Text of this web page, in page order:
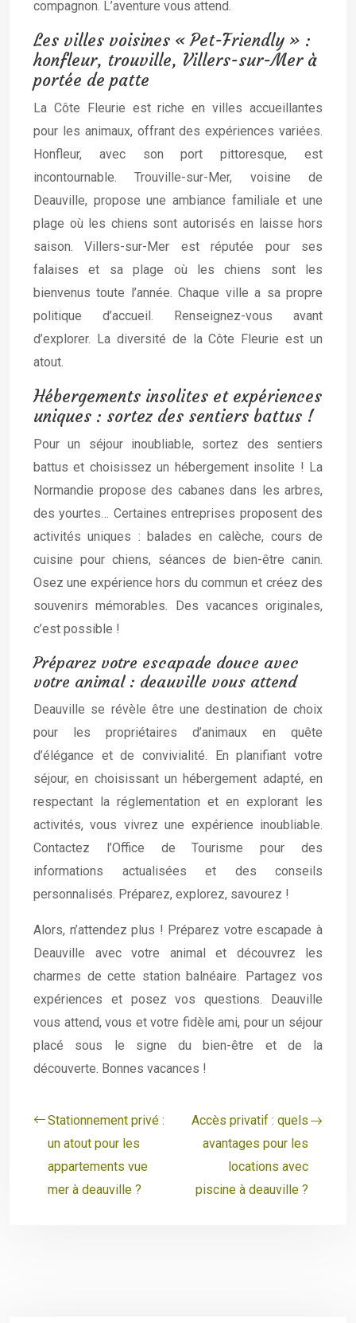
compagnon. L’aventure vous attend.
Les villes voisines « Pet-Friendly » :
honfleur, trouville, Villers-sur-Mer à
portée de patte
La Côte Fleurie est riche en villes accueillantes
pour les animaux, offrant des expériences variées.
Honfleur, avec son port pittoresque, est
incontournable. Trouville-sur-Mer, voisine de
Deauville, propose une ambiance familiale et une
plage où les chiens sont autorisés en laisse hors
saison. Villers-sur-Mer est réputée pour ses
falaises et sa plage où les chiens sont les
bienvenus toute l’année. Chaque ville a sa propre
politique d’accueil. Renseignez-vous avant
d’explorer. La diversité de la Côte Fleurie est un
atout.
Hébergements insolites et expériences
uniques : sortez des sentiers battus !
Pour un séjour inoubliable, sortez des sentiers
battus et choisissez un hébergement insolite ! La
Normandie propose des cabanes dans les arbres,
des yourtes… Certaines entreprises proposent des
activités uniques : balades en calèche, cours de
cuisine pour chiens, séances de bien-être canin.
Osez une expérience hors du commun et créez des
souvenirs mémorables. Des vacances originales,
c’est possible !
Préparez votre escapade douce avec
votre animal : deauville vous attend
Deauville se révèle être une destination de choix
pour les propriétaires d’animaux en quête
d’élégance et de convivialité. En planifiant votre
séjour, en choisissant un hébergement adapté, en
respectant la réglementation et en explorant les
activités, vous vivrez une expérience inoubliable.
Contactez l’Office de Tourisme pour des
informations actualisées et des conseils
personnalisés. Préparez, explorez, savourez !
Alors, n’attendez plus ! Préparez votre escapade à
Deauville avec votre animal et découvrez les
charmes de cette station balnéaire. Partagez vos
expériences et posez vos questions. Deauville
vous attend, vous et votre fidèle ami, pour un séjour
placé sous le signe du bien-être et de la
découverte. Bonnes vacances !
Stationnement privé :
un atout pour les
appartements vue
mer à deauville ?
Accès privatif : quels
avantages pour les
locations avec
piscine à deauville ?